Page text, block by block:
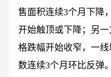
售面积连续3个月下降
开始触顶或下降；另
格跌幅开始收窄，一
数连续3个月环比反弹